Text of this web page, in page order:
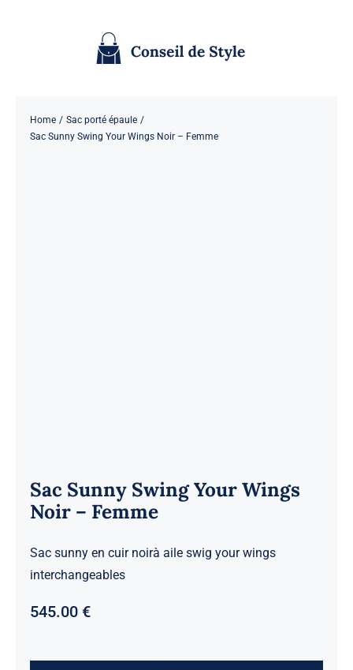
Home
Sac porté épaule
Sac Sunny Swing Your Wings Noir – Femme
Sac Sunny Swing Your Wings
Noir – Femme
Sac sunny en cuir noirà aile swig your wings
interchangeables
545.00 €